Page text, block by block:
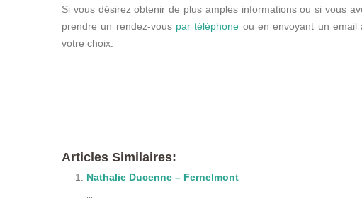
Si vous désirez obtenir de plus amples informations ou si vous
prendre un rendez-vous par téléphone ou en envoyant un email
votre choix.
Articles Similaires:
Nathalie Ducenne – Fernelmont